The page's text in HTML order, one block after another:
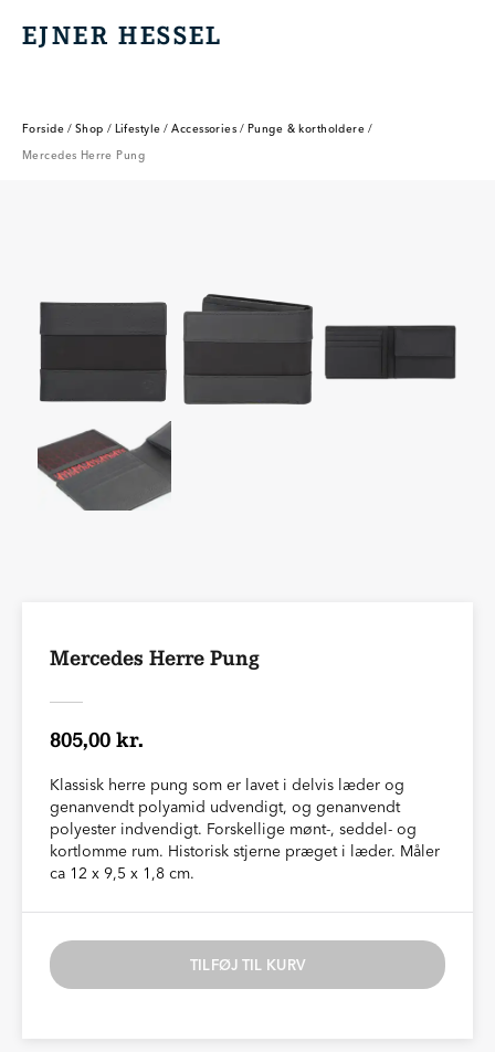
EJNER HESSEL
EJNER HESSEL
Forside / Shop / Lifestyle / Accessories / Punge & kortholdere /
Mercedes Herre Pung
Mercedes Herre Pung
805,00 kr.
Klassisk herre pung som er lavet i delvis læder og
genanvendt polyamid udvendigt, og genanvendt
polyester indvendigt. Forskellige mønt-, seddel- og
kortlomme rum. Historisk stjerne præget i læder. Måler
ca 12 x 9,5 x 1,8 cm.
TILFØJ TIL KURV